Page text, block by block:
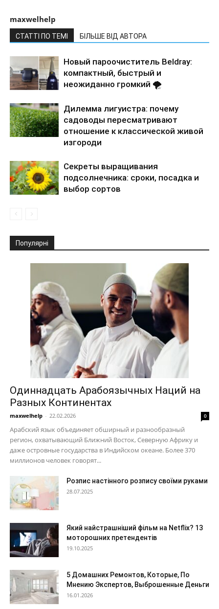
maxwelhelp
СТАТТІ ПО ТЕМІ БІЛЬШЕ ВІД АВТОРА
Новый пароочиститель Beldray:
компактный, быстрый и
неожиданно громкий 🌪️
Дилемма лигуистра: почему
садоводы пересматривают
отношение к классической живой
изгороди
Секреты выращивания
подсолнечника: сроки, посадка и
выбор сортов
Популярні
Одиннадцать Арабоязычных Наций на
Разных Континентах
maxwelhelp - 22.02.2026 0
Арабский язык объединяет обширный и разнообразный
регион, охватывающий Ближний Восток, Северную Африку и
даже островные государства в Индийском океане. Более 370
миллионов человек говорят...
Розпис настінного розпису своїми руками
28.07.2025
Який найстрашніший фільм на Netflix? 13
моторошних претендентів
19.10.2025
5 Домашних Ремонтов, Которые, По
Мнению Экспертов, Выброшенные Деньги
16.01.2026